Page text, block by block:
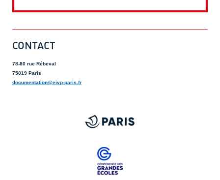
CONTACT
78-80 rue Rébeval
75019 Paris
documentation@eivp-paris.fr